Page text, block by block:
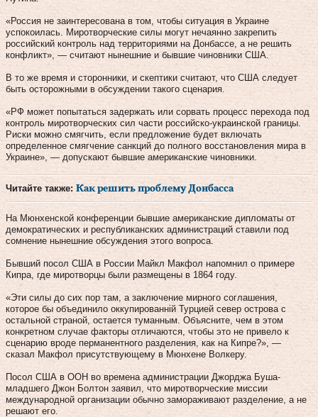
«Россия не заинтересована в том, чтобы ситуация в Украине
успокоилась. Миротворческие силы могут нечаянно закрепить
российский контроль над территориями на Донбассе, а не решить
конфликт», — считают нынешние и бывшие чиновники США.
В то же время и сторонники, и скептики считают, что США следует
быть осторожными в обсуждении такого сценария.
«РФ может попытаться задержать или сорвать процесс перехода под
контроль миротворческих сил части российско-украинской границы.
Риски можно смягчить, если предложение будет включать
определенное смягчение санкций до полного восстановления мира в
Украине», — допускают бывшие американские чиновники.
Читайте также: Как решить проблему Донбасса
На Мюнхенской конференции бывшие американские дипломаты от
демократических и республиканских администраций ставили под
сомнение нынешние обсуждения этого вопроса.
Бывший посол США в России Майкл Макфол напомнил о примере
Кипра, где миротворцы были размещены в 1864 году.
«Эти силы до сих пор там, а заключение мирного соглашения,
которое бы объединило оккупированній Турцией север острова с
остальной страной, остается туманным. Объясните, чем в этом
конкретном случае факторы отличаются, чтобы это не привело к
сценарию вроде перманентного разделения, как на Кипре?», —
сказал Макфол присутствующему в Мюнхене Волкеру.
Посол США в ООН во времена администрации Джорджа Буша-
младшего Джон Болтон заявил, что миротворческие миссии
международной организации обычно замораживают разделение, а не
решают его.